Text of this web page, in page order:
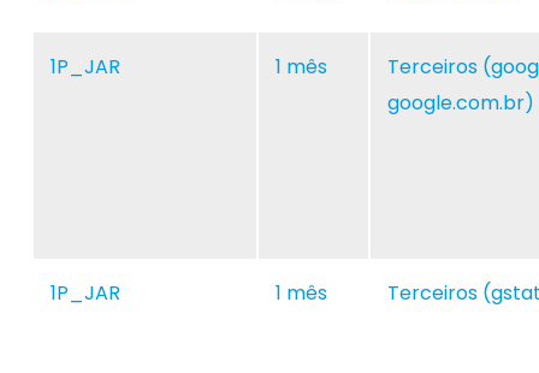
1P_JAR 1 mês
Terceiros
google.com.br)
1P_JAR 1 mês Terceiros